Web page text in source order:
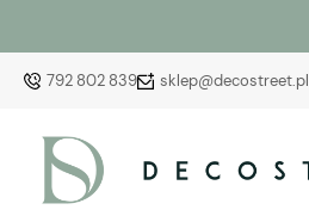
792 802 839 sklep@decostreet.pl